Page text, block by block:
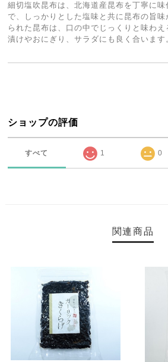
細切塩吹昆布は、北海道産昆布を丁寧に
で、しっかりとした塩味と共に昆布の旨
られた昆布は、口の中でじっくりと味わ
漬けやおにぎり、サラダにも良く合います
ショップの評価
すべて 1 0
関連商品